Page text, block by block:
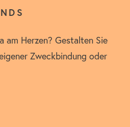
am Herzen? Gestalten Sie
Zweckbindung oder